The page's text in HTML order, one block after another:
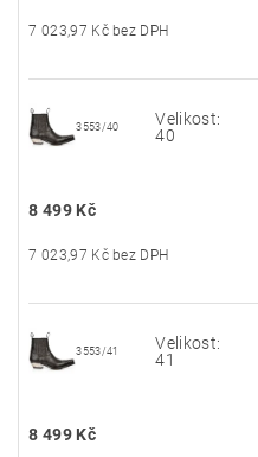
7 023,97 Kč bez DPH
3553/40
Velikost:
40
8 499 Kč
7 023,97 Kč bez DPH
3553/41
Velikost:
41
8 499 Kč